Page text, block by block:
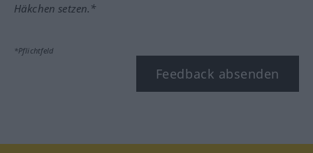
Häkchen setzen.*
*Pflichtfeld
Feedback absenden